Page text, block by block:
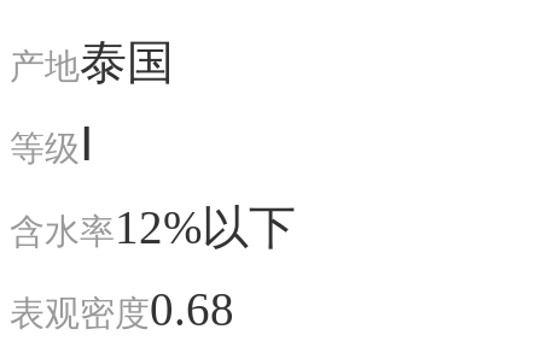
产地泰国
等级Ⅰ
含水率12%以下
表观密度0.68